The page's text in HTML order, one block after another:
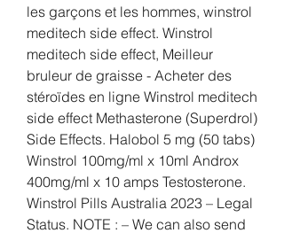
les garçons et les hommes, winstrol
meditech side effect. Winstrol
meditech side effect, Meilleur
bruleur de graisse - Acheter des
stéroïdes en ligne Winstrol meditech
side effect Methasterone (Superdrol)
Side Effects. Halobol 5 mg (50 tabs)
Winstrol 100mg/ml x 10ml Androx
400mg/ml x 10 amps Testosterone.
Winstrol Pills Australia 2023 – Legal
Status. NOTE : – We can also send